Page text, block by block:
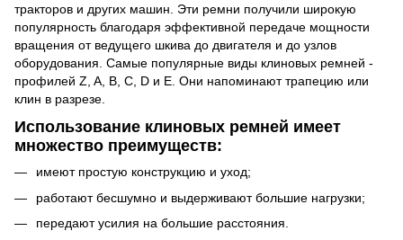
тракторов и других машин. Эти ремни получили широкую
популярность благодаря эффективной передаче мощности
вращения от ведущего шкива до двигателя и до узлов
оборудования. Самые популярные виды клиновых ремней -
профилей Z, A, B, C, D и E. Они напоминают трапецию или
клин в разрезе.
Использование клиновых ремней имеет
множество преимуществ:
имеют простую конструкцию и уход;
работают бесшумно и выдерживают большие нагрузки;
передают усилия на большие расстояния.